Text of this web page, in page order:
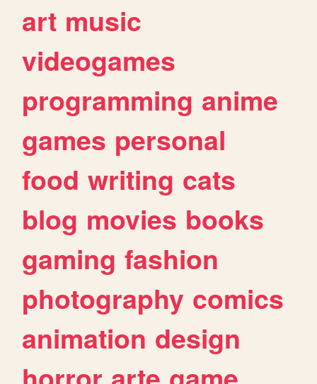
art music
videogames
programming anime
games personal
food writing cats
blog movies books
gaming fashion
photography comics
animation design